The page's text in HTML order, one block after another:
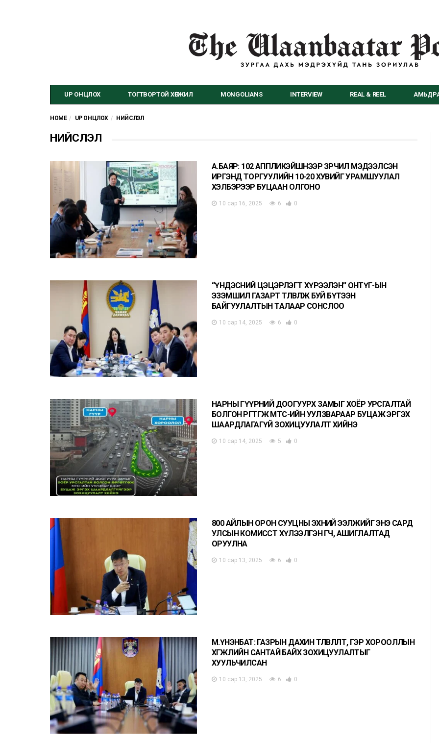
UP ОНЦЛОХ ТОГТВОРТОЙ ХӨГЖИЛ MONGOLIANS INTERVIEW REAL & REEL
HOME UP ОНЦЛОХ НИЙСЛЭЛ
НИЙСЛЭЛ
А.БАЯР: 102 АППЛИКЭЙШНЭЭР ЗӨРЧИЛ МЭДЭЭЛСЭН
ИРГЭНД ТОРГУУЛИЙН 10-20 ХУВИЙГ УРАМШУУЛАЛ
ХЭЛБЭРЭЭР БУЦААН ОЛГОНО
10 сар 16, 2025 6 0
“ҮНДЭСНИЙ ЦЭЦЭРЛЭГТ ХҮРЭЭЛЭН” ОНӨТҮГ-ЫН
ЭЗЭМШИЛ ГАЗАРТ ТӨЛӨВЛӨЖ БУЙ БҮТЭЭН
БАЙГУУЛАЛТЫН ТАЛААР СОНСЛОО
10 сар 14, 2025 6 0
НАРНЫ ГҮҮРНИЙ ДООГУУРХ ЗАМЫГ ХОЁР УРСГАЛТАЙ
БОЛГОН ӨРГӨТГӨЖ МТС-ИЙН УУЛЗВАРААР БУЦАЖ ЭРГЭХ
ШААРДЛАГАГҮЙ ЗОХИЦУУЛАЛТ ХИЙНЭ
10 сар 14, 2025 5 0
800 АЙЛЫН ОРОН СУУЦНЫ ЭХНИЙ ЭЭЛЖИЙГ ЭНЭ САРД
УЛСЫН КОМИССТ ХҮЛЭЭЛГЭН ӨГЧ, АШИГЛАЛТАД
ОРУУЛНА
10 сар 13, 2025 6 0
М.ҮНЭНБАТ: ГАЗРЫН ДАХИН ТӨЛӨВЛӨЛТ, ГЭР ХОРООЛЛЫН
ХӨГЖЛИЙН САНТАЙ БАЙХ ЗОХИЦУУЛАЛТЫГ
ХУУЛЬЧИЛСАН
10 сар 13, 2025 6 0